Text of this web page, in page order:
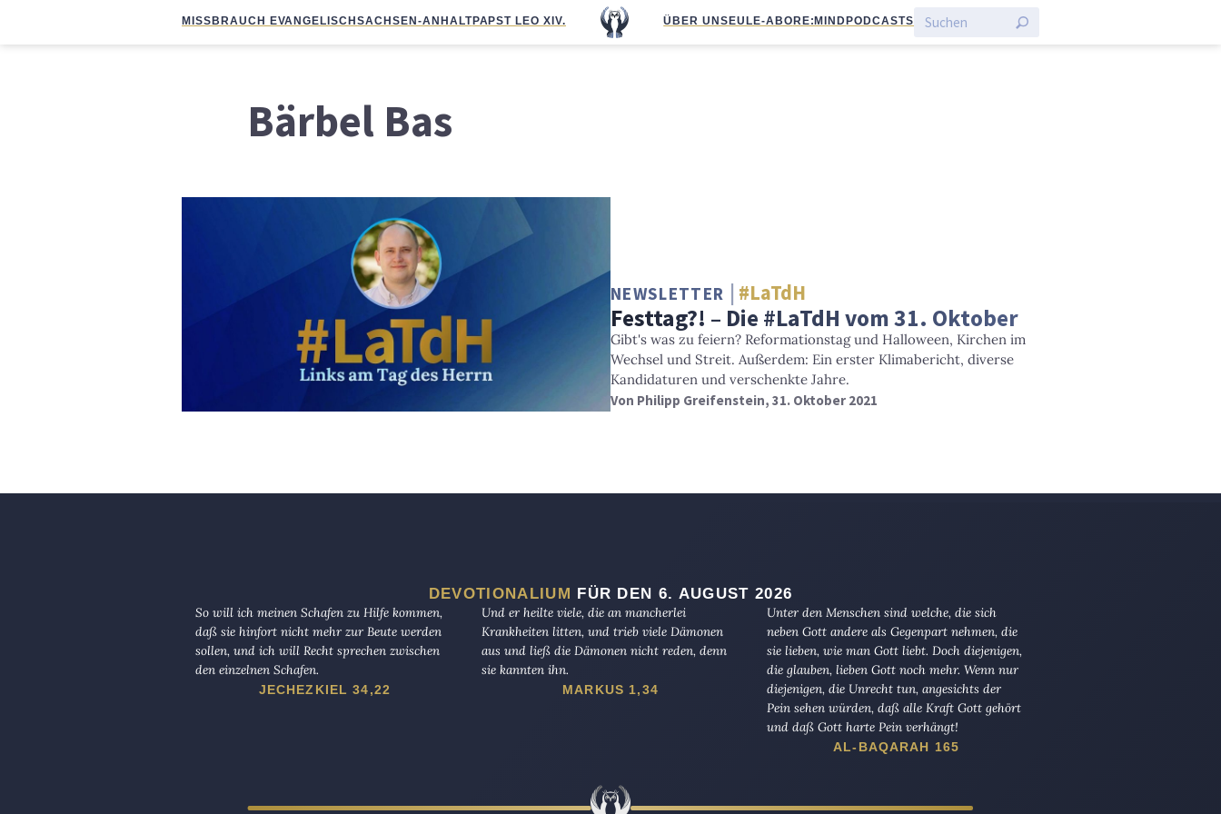
MISSBRAUCH EVANGELISCHSACHSEN-ANHALTPAPST LEO XIV. ÜBER UNS EULE-ABO RE:MIND PODCASTS
Bärbel Bas
NEWSLETTER #LaTdH
Festtag?! – Die #LaTdH vom 31. Oktober
Gibt's was zu feiern? Reformationstag und Halloween, Kirchen im
Wechsel und Streit. Außerdem: Ein erster Klimabericht, diverse
Kandidaturen und verschenkte Jahre.
Von Philipp Greifenstein, 31. Oktober 2021
DEVOTIONALIUM FÜR DEN 6. AUGUST 2026
So will ich meinen Schafen zu Hilfe kommen,
daß sie hinfort nicht mehr zur Beute werden
sollen, und ich will Recht sprechen zwischen
den einzelnen Schafen.
JECHEZKIEL 34,22
Und er heilte viele, die an mancherlei
Krankheiten litten, und trieb viele Dämonen
aus und ließ die Dämonen nicht reden, denn
sie kannten ihn.
MARKUS 1,34
Unter den Menschen sind welche, die sich
neben Gott andere als Gegenpart nehmen, die
sie lieben, wie man Gott liebt. Doch diejenigen,
die glauben, lieben Gott noch mehr. Wenn nur
diejenigen, die Unrecht tun, angesichts der
Pein sehen würden, daß alle Kraft Gott gehört
und daß Gott harte Pein verhängt!
AL-BAQARAH 165